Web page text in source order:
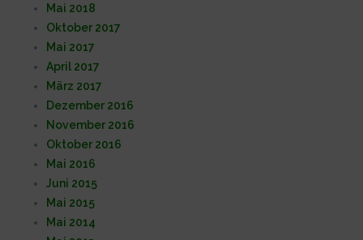
Mai 2018
Oktober 2017
Mai 2017
April 2017
März 2017
Dezember 2016
November 2016
Oktober 2016
Mai 2016
Juni 2015
Mai 2015
Mai 2014